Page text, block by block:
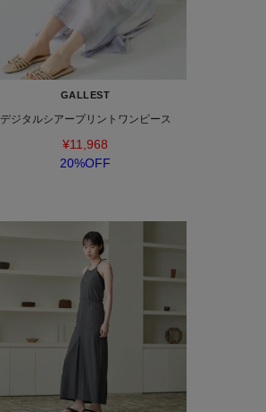
GALLEST
デジタルシアープリントワンピース
¥11,968
20%OFF